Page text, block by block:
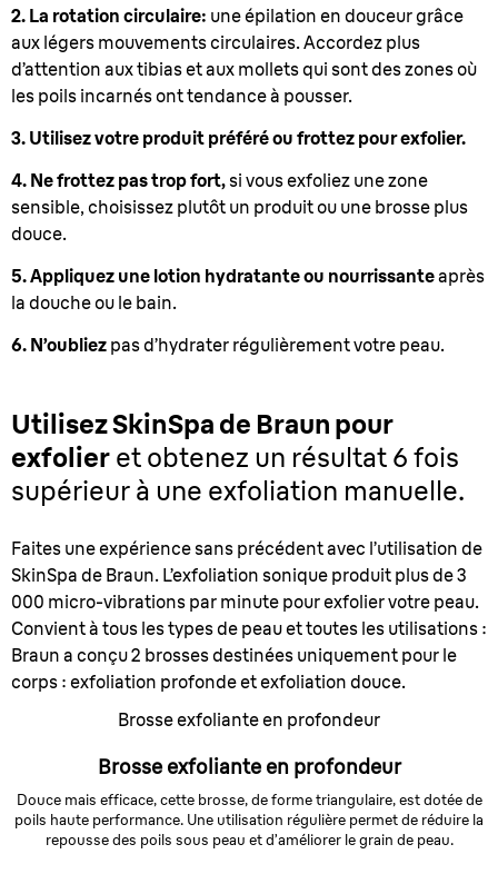
2. La rotation circulaire: une épilation en douceur grâce
aux légers mouvements circulaires. Accordez plus
d’attention aux tibias et aux mollets qui sont des zones où
les poils incarnés ont tendance à pousser.
3. Utilisez votre produit préféré ou frottez pour exfolier.
4. Ne frottez pas trop fort, si vous exfoliez une zone
sensible, choisissez plutôt un produit ou une brosse plus
douce.
5. Appliquez une lotion hydratante ou nourrissanteaprès
la douche ou le bain.
6. N’oubliez pas d’hydrater régulièrement votre peau.
Utilisez SkinSpa de Braun pour
exfolier et obtenez un résultat 6 fois
supérieur à une exfoliation manuelle.
Faites une expérience sans précédent avec l’utilisation de
SkinSpa de Braun. L’exfoliation sonique produit plus de 3
000 micro-vibrations par minute pour exfolier votre peau.
Convient à tous les types de peau et toutes les utilisations :
Braun a conçu 2 brosses destinées uniquement pour le
corps : exfoliation profonde et exfoliation douce.
Brosse exfoliante en profondeur
Brosse exfoliante en profondeur
Douce mais efficace, cette brosse, de forme triangulaire, est dotée de
poils haute performance. Une utilisation régulière permet de réduire la
repousse des poils sous peau et d’améliorer le grain de peau.